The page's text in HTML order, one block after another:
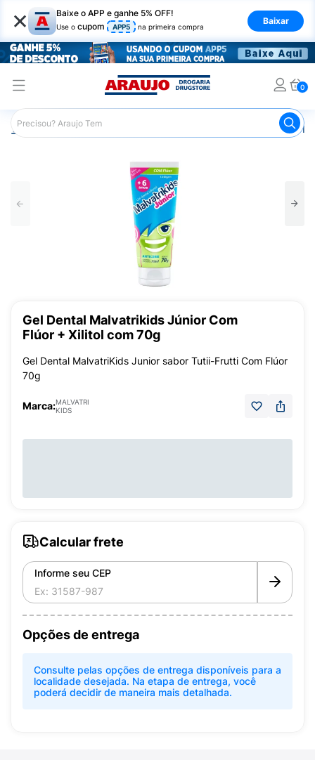
× Baixe o APP e ganhe 5% OFF!
Use o cupom APP5 na primeira compra
Baixar
0
Araujo Infantil Creme Dental
Gel Dental Malvatrikids Júnior Com
Flúor + Xilitol com 70g
Gel Dental MalvatriKids Junior sabor Tutii-Frutti Com Flúor
70g
Marca:MALVATRI
KIDS
Calcular frete
Informe seu CEP
Opções de entrega
Consulte pelas opções de entrega disponíveis para a
localidade desejada. Na etapa de entrega, você
poderá decidir de maneira mais detalhada.